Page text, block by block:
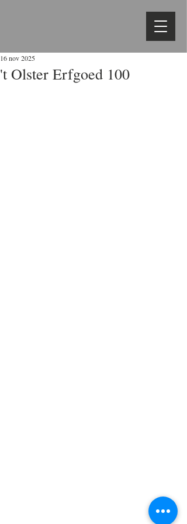
't Olster Erfgoed 100
16 nov 2025